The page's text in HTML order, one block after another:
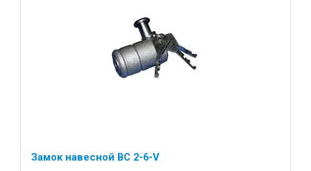
Замок навесной BC 2-6-V